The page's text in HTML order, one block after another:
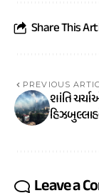
Share This
PREVIOUS
શાંતિ
Leave a